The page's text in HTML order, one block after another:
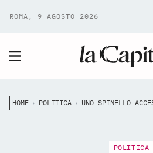
ROMA, 9 AGOSTO 2026
HOME POLITICA
POLITICA